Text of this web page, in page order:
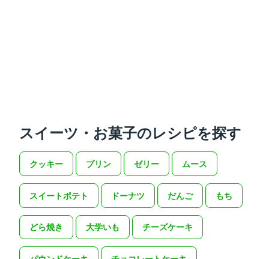
スイーツ・お菓子のレシピを探す
クッキー プリン ゼリー ムース
スイートポテト ドーナツ だんご もち
どら焼き 大学いも チーズケーキ